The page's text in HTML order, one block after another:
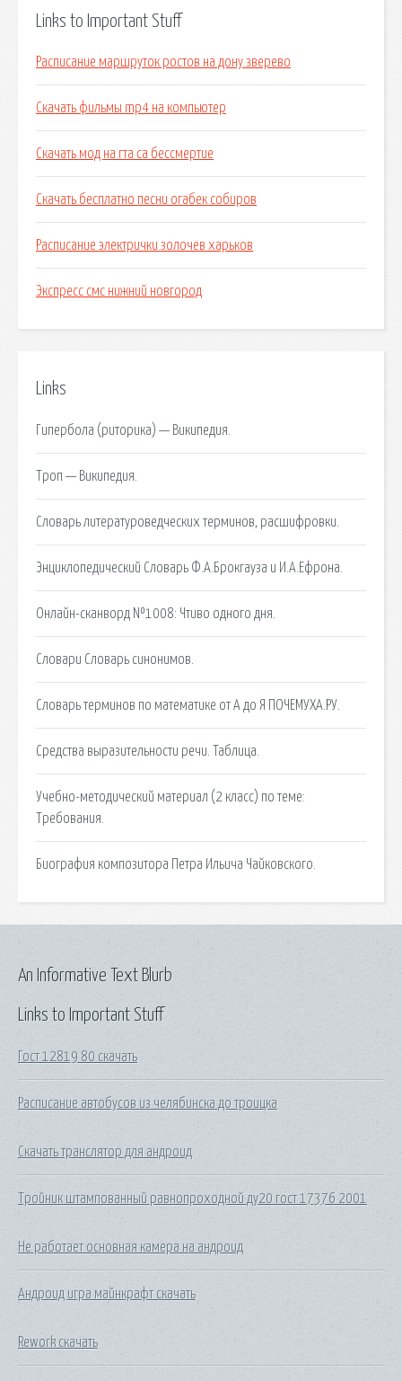
Links to Important Stuff
Расписание маршруток ростов на дону зверево
Скачать фильмы mp4 на компьютер
Скачать мод на гта са бессмертие
Скачать бесплатно песни огабек собиров
Расписание электрички золочев харьков
Экспресс смс нижний новгород
Links
Гипербола (риторика) — Википедия.
Троп — Википедия.
Словарь литературоведческих терминов, расшифровки.
Энциклопедический Словарь Ф.А.Брокгауза и И.А.Ефрона.
Онлайн-сканворд №1008: Чтиво одного дня.
Словари Словарь синонимов.
Словарь терминов по математике от А до Я ПОЧЕМУХА.РУ.
Средства выразительности речи. Таблица.
Учебно-методический материал (2 класс) по теме:
Требования.
Биография композитора Петра Ильича Чайковского.
Links to Important Stuff
Гост 12819 80 скачать
Расписание автобусов из челябинска до троицка
Скачать транслятор для андроид
Тройник штампованный равнопроходной ду20 гост 17376 2001
Не работает основная камера на андроид
Андроид игра майнкрафт скачать
Rework скачать
An Informative Text Blurb